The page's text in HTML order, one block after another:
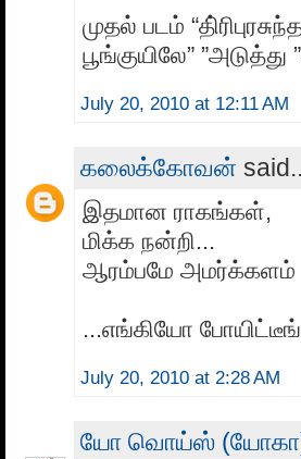
முதல் படம்
பூங்குயிலே”
July 20, 2010 at 12:11 AM
கலைக்கோவன்
இதமான ராகங்கள்,
மிக்க நன்றி...
ஆரம்பமே அமர்க்களம்
...எங்கியோ
July 20, 2010 at 2:28 AM
யோ வொய்ஸ்